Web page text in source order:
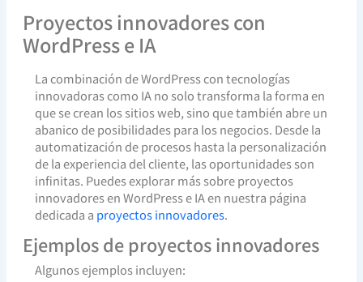
Proyectos innovadores con
WordPress e IA
La combinación de WordPress con tecnologías
innovadoras como IA no solo transforma la forma en
que se crean los sitios web, sino que también abre un
abanico de posibilidades para los negocios. Desde la
automatización de procesos hasta la personalización
de la experiencia del cliente, las oportunidades son
infinitas. Puedes explorar más sobre proyectos
innovadores en WordPress e IA en nuestra página
dedicada a proyectos innovadores.
Ejemplos de proyectos innovadores
Algunos ejemplos incluyen: